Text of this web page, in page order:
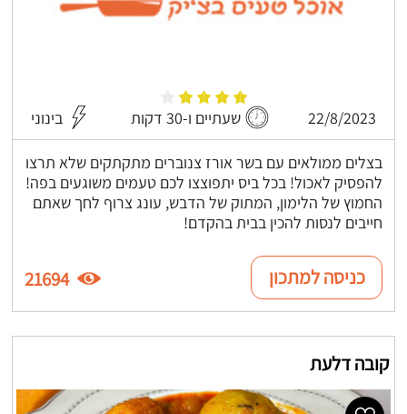
22/8/2023 שעתיים ו-30 דקות בינוני
בצלים ממולאים עם בשר אורז צנוברים מתקתקים שלא תרצו
להפסיק לאכול! בכל ביס יתפוצצו לכם טעמים משוגעים בפה!
החמוץ של הלימון, המתוק של הדבש, עונג צרוף לחך שאתם
חייבים לנסות להכין בבית בהקדם!
כניסה למתכון 21694
קובה דלעת